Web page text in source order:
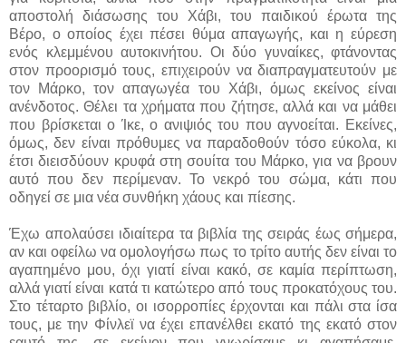
αποστολή διάσωσης του Χάβι, του παιδικού έρωτα της
Βέρο, ο οποίος έχει πέσει θύμα απαγωγής, και η εύρεση
ενός κλεμμένου αυτοκινήτου. Οι δύο γυναίκες, φτάνοντας
στον προορισμό τους, επιχειρούν να διαπραγματευτούν με
τον Μάρκο, τον απαγωγέα του Χάβι, όμως εκείνος είναι
ανένδοτος. Θέλει τα χρήματα που ζήτησε, αλλά και να μάθει
που βρίσκεται ο Ίκε, ο ανιψιός του που αγνοείται. Εκείνες,
όμως, δεν είναι πρόθυμες να παραδοθούν τόσο εύκολα, κι
έτσι διεισδύουν κρυφά στη σουίτα του Μάρκο, για να βρουν
αυτό που δεν περίμεναν. Το νεκρό του σώμα, κάτι που
οδηγεί σε μια νέα συνθήκη χάους και πίεσης.
Έχω απολαύσει ιδιαίτερα τα βιβλία της σειράς έως σήμερα,
αν και οφείλω να ομολογήσω πως το τρίτο αυτής δεν είναι το
αγαπημένο μου, όχι γιατί είναι κακό, σε καμία περίπτωση,
αλλά γιατί είναι κατά τι κατώτερο από τους προκατόχους του.
Στο τέταρτο βιβλίο, οι ισορροπίες έρχονται και πάλι στα ίσα
τους, με την Φίνλεϊ να έχει επανέλθει εκατό της εκατό στον